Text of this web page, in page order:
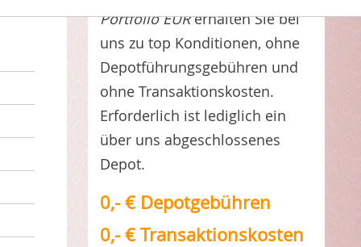
Portfolio EURerhalten Sie bei
uns zu top Konditionen, ohne
Depotführungsgebühren und
ohne Transaktionskosten.
Erforderlich ist lediglich ein
über uns abgeschlossenes
Depot.
0,- € Depotgebühren
0,- € Transaktionskosten